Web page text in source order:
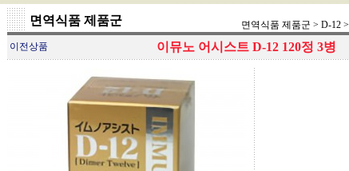
면역식품 제품군 면역식품 제품군 > D-12 >
이전상품
이뮤노 어시스트 D-12 120정 3병